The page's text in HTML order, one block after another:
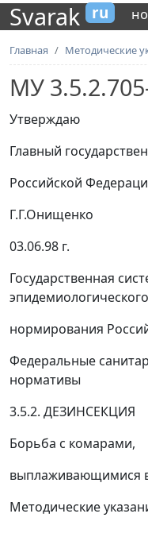
Svarak ru
Главная Методические
МУ
Утверждаю
Главный
Российской
Г.Г.Онищенко
03.06.98 г.
Государственная
эпидемиологического
нормирования
Федеральные
нормативы
3.5.2. ДЕЗИНСЕКЦИЯ
Борьба с комарами,
выплаживающимися
Методические